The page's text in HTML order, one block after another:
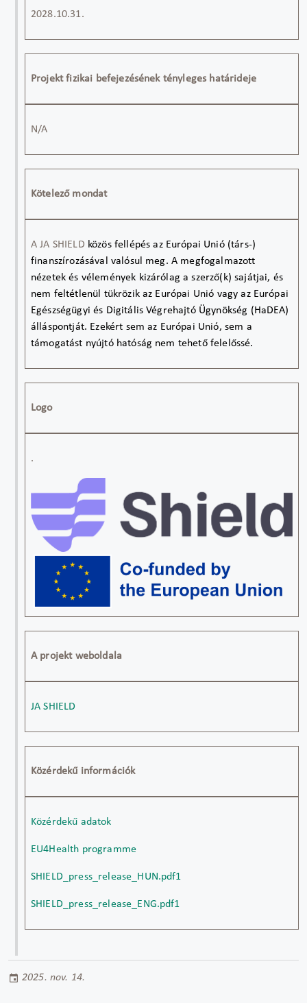
2028.10.31.
Projekt fizikai befejezésének tényleges határideje
N/A
Kötelező mondat
A JA SHIELD közös fellépés az Európai Unió (társ-)
finanszírozásával valósul meg. A megfogalmazott
nézetek és vélemények kizárólag a szerző(k) sajátjai, és
nem feltétlenül tükrözik az Európai Unió vagy az Európai
Egészségügyi és Digitális Végrehajtó Ügynökség (HaDEA)
álláspontját. Ezekért sem az Európai Unió, sem a
támogatást nyújtó hatóság nem tehető felelőssé.
Logo
.
A projekt weboldala
JA SHIELD
Közérdekű információk
Közérdekű adatok
EU4Health programme
SHIELD_press_release_HUN.pdf1
SHIELD_press_release_ENG.pdf1
2025. nov. 14.